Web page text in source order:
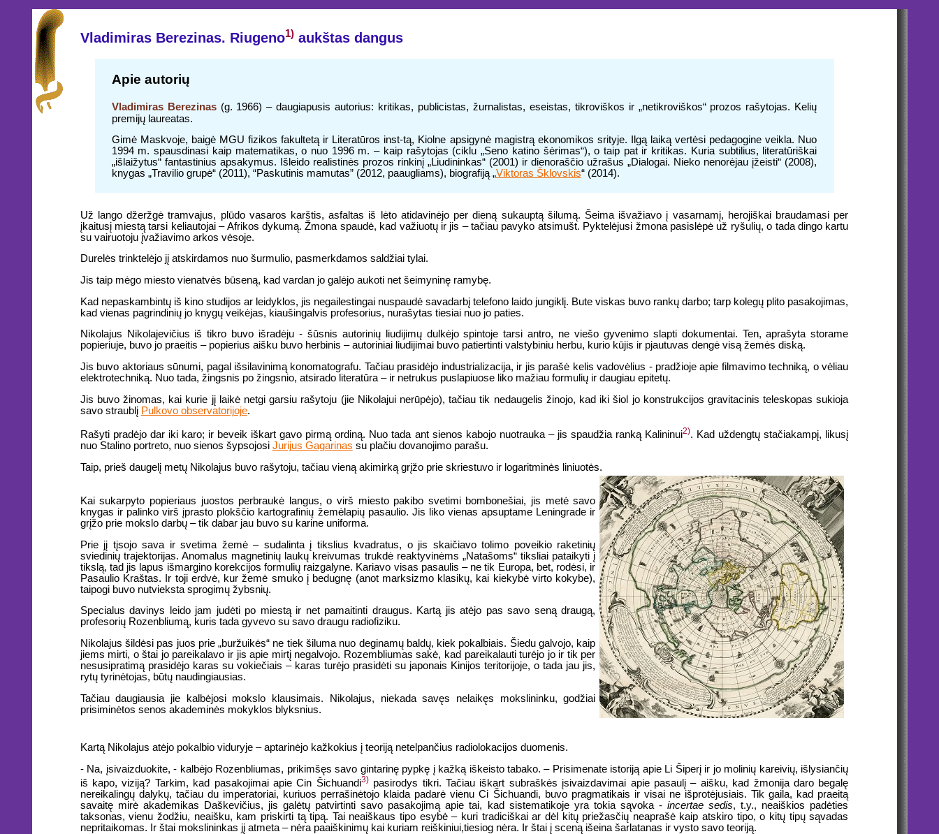
Vladimiras Berezinas. Riugeno1)aukštas dangus
Apie autorių
Vladimiras Berezinas(g. 1966) – daugiapusis autorius: kritikas, publicistas, žurnalistas, eseistas, tikroviškos ir „netikroviškos“ prozos rašytojas. Kelių
premijų laureatas.
Gimė Maskvoje, baigė MGU fizikos fakultetą ir Literatūros inst-tą, Kiolne apsigynė magistrą ekonomikos srityje. Ilgą laiką vertėsi pedagogine veikla. Nuo
1994 m. spausdinasi kaip matematikas, o nuo 1996 m. – kaip rašytojas (ciklu „Seno katino šėrimas“), o taip pat ir kritikas. Kuria subtilius, literatūriškai
„išlaižytus“ fantastinius apsakymus. Išleido realistinės prozos rinkinį „Liudininkas“ (2001) ir dienoraščio užrašus „Dialogai. Nieko nenorėjau įžeisti“ (2008),
knygas „Travilio grupė“ (2011), “Paskutinis mamutas” (2012, paaugliams), biografiją „Viktoras Šklovskis“ (2014).
Už lango džeržgė tramvajus, plūdo vasaros karštis, asfaltas iš lėto atidavinėjo per dieną sukauptą šilumą. Šeima išvažiavo į vasarnamį, herojiškai braudamasi per
įkaitusį miestą tarsi keliautojai – Afrikos dykumą. Žmona spaudė, kad važiuotų ir jis – tačiau pavyko atsimušt. Pyktelėjusi žmona pasislėpė už ryšulių, o tada dingo kartu
su vairuotoju įvažiavimo arkos vėsoje.
Durelės trinktelėjo jį atskirdamos nuo šurmulio, pasmerkdamos saldžiai tylai.
Jis taip mėgo miesto vienatvės būseną, kad vardan jo galėjo aukoti net šeimyninę ramybę.
Kad nepaskambintų iš kino studijos ar leidyklos, jis negailestingai nuspaudė savadarbį telefono laido jungiklį. Bute viskas buvo rankų darbo; tarp kolegų plito pasakojimas,
kad vienas pagrindinių jo knygų veikėjas, kiaušingalvis profesorius, nurašytas tiesiai nuo jo paties.
Nikolajus Nikolajevičius iš tikro buvo išradėju - šūsnis autorinių liudijimų dulkėjo spintoje tarsi antro, ne viešo gyvenimo slapti dokumentai. Ten, aprašyta storame
popieriuje, buvo jo praeitis – popierius aišku buvo herbinis – autoriniai liudijimai buvo patiertinti valstybiniu herbu, kurio kūjis ir pjautuvas dengė visą žemės diską.
Jis buvo aktoriaus sūnumi, pagal išsilavinimą konomatografu. Tačiau prasidėjo industrializacija, ir jis parašė kelis vadovėlius - pradžioje apie filmavimo techniką, o vėliau
elektrotechniką. Nuo tada, žingsnis po žingsnio, atsirado literatūra – ir netrukus puslapiuose liko mažiau formulių ir daugiau epitetų.
Jis buvo žinomas, kai kurie jį laikė netgi garsiu rašytoju (jie Nikolajui nerūpėjo), tačiau tik nedaugelis žinojo, kad iki šiol jo konstrukcijos gravitacinis teleskopas sukioja
savo straublį Pulkovo observatorijoje.
Rašyti pradėjo dar iki karo; ir beveik iškart gavo pirmą ordiną. Nuo tada ant sienos kabojo nuotrauka – jis spaudžia ranką Kalininui2). Kad uždengtų stačiakampį, likusį
nuo Stalino portreto, nuo sienos šypsojosi Jurijus Gagarinas su plačiu dovanojimo parašu.
Taip, prieš daugelį metų Nikolajus buvo rašytoju, tačiau vieną akimirką grįžo prie skriestuvo ir logaritminės liniuotės.
Kai sukarpyto popieriaus juostos perbraukė langus, o virš miesto pakibo svetimi bombonešiai, jis metė savo
knygas ir palinko virš įprasto plokščio kartografinių žemėlapių pasaulio. Jis liko vienas apsuptame Leningrade ir
grįžo prie mokslo darbų – tik dabar jau buvo su karine uniforma.
Prie jį tįsojo sava ir svetima žemė – sudalinta į tikslius kvadratus, o jis skaičiavo tolimo poveikio raketinių
sviedinių trajektorijas. Anomalus magnetinių laukų kreivumas trukdė reaktyvinėms „Natašoms“ tiksliai pataikyti į
tikslą, tad jis lapus išmargino korekcijos formulių raizgalyne. Kariavo visas pasaulis – ne tik Europa, bet, rodėsi, ir
Pasaulio Kraštas. Ir toji erdvė, kur žemė smuko į bedugnę (anot marksizmo klasikų, kai kiekybė virto kokybe),
taipogi buvo nutvieksta sprogimų žybsnių.
Specialus davinys leido jam judėti po miestą ir net pamaitinti draugus. Kartą jis atėjo pas savo seną draugą,
profesorių Rozenbliumą, kuris tada gyvevo su savo draugu radiofiziku.
Nikolajus šildėsi pas juos prie „buržuikės“ ne tiek šiluma nuo deginamų baldų, kiek pokalbiais. Šiedu galvojo, kaip
jiems mirti, o štai jo pareikalavo ir jis apie mirtį negalvojo. Rozembliumas sakė, kad pareikalauti turėjo jo ir tik per
nesusipratimą prasidėjo karas su vokiečiais – karas turėjo prasidėti su japonais Kinijos teritorijoje, o tada jau jis,
rytų tyrinėtojas, būtų naudingiausias.
Tačiau daugiausia jie kalbėjosi mokslo klausimais. Nikolajus, niekada savęs nelaikęs mokslininku, godžiai
prisiminėtos senos akademinės mokyklos blyksnius.
Kartą Nikolajus atėjo pokalbio viduryje – aptarinėjo kažkokius į teoriją netelpančius radiolokacijos duomenis.
- Na, įsivaizduokite, - kalbėjo Rozenbliumas, prikimšęs savo gintarinę pypkę į kažką iškeisto tabako. – Prisimenate istoriją apie Li Šiperį ir jo molinių kareivių, išlysiančių
iš kapo, viziją? Tarkim, kad pasakojimai apie Cin Šichuandi3)pasirodys tikri. Tačiau iškart subraškės įsivaizdavimai apie pasaulį – aišku, kad žmonija daro begalę
nereikalingų dalykų, tačiau du imperatoriai, kuriuos perrašinėtojo klaida padarė vienu Ci Šichuandi, buvo pragmatikais ir visai ne išprotėjusiais. Tik gaila, kad praeitą
savaitę mirė akademikas Daškevičius, jis galėtų patvirtinti savo pasakojimą apie tai, kad sistematikoje yra tokia sąvoka -incertae sedis, t.y., neaiškios padėties
taksonas, vienu žodžiu, neaišku, kam priskirti tą tipą. Tai neaiškaus tipo esybė – kuri tradiciškai ar dėl kitų priežasčių neaprašė kaip atskiro tipo, o kitų tipų sąvadas
nepritaikomas. Ir štai mokslininkas jį atmeta – nėra paaiškinimų kai kuriam reiškiniui,tiesiog nėra. Ir štai į sceną išeina šarlatanas ir vysto savo teoriją.